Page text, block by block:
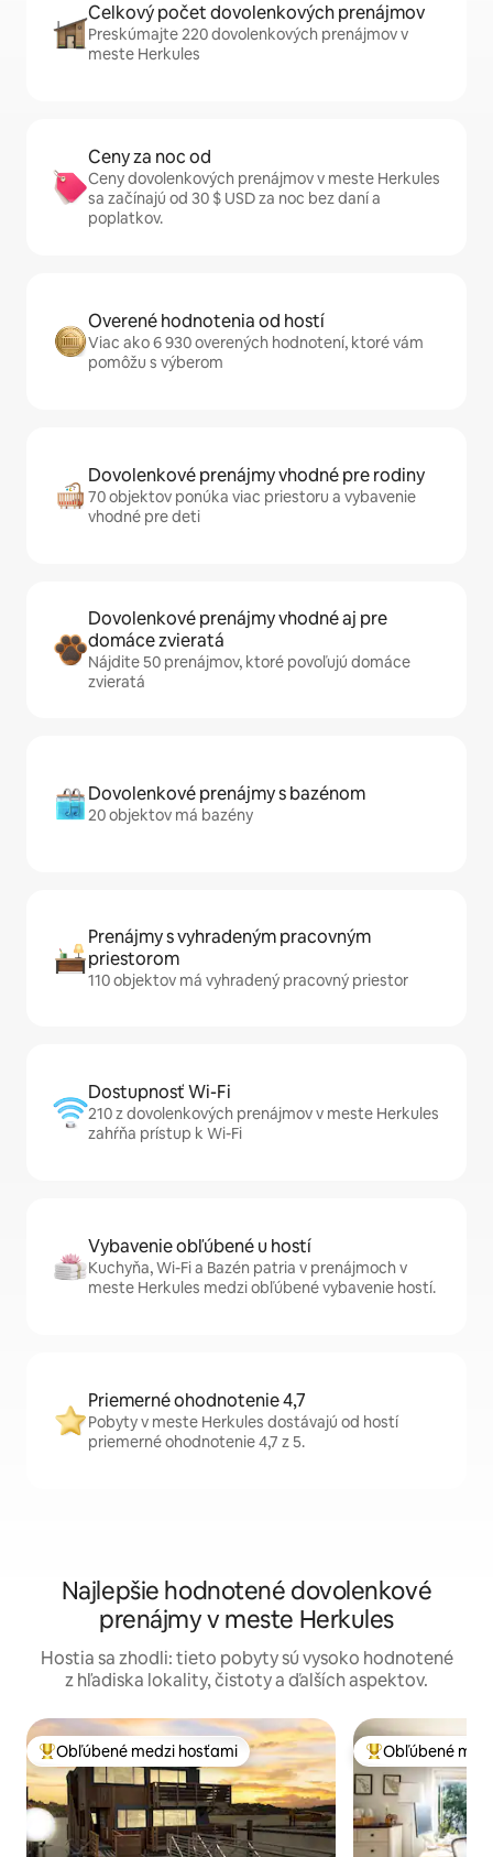
Celkový počet dovolenkových prenájmov
Preskúmajte 220 dovolenkových prenájmov v
meste Herkules
Ceny za noc od
Ceny dovolenkových prenájmov v meste Herkules
sa začínajú od 30 $ USD za noc bez daní a
poplatkov.
Overené hodnotenia od hostí
Viac ako 6 930 overených hodnotení, ktoré vám
pomôžu s výberom
Dovolenkové prenájmy vhodné pre rodiny
70 objektov ponúka viac priestoru a vybavenie
vhodné pre deti
Dovolenkové prenájmy vhodné aj pre
domáce zvieratá
Nájdite 50 prenájmov, ktoré povoľujú domáce
zvieratá
Dovolenkové prenájmy s bazénom
20 objektov má bazény
Prenájmy s vyhradeným pracovným
priestorom
110 objektov má vyhradený pracovný priestor
Dostupnosť Wi-Fi
210 z dovolenkových prenájmov v meste Herkules
zahŕňa prístup k Wi-Fi
Vybavenie obľúbené u hostí
Kuchyňa, Wi-Fi a Bazén patria v prenájmoch v
meste Herkules medzi obľúbené vybavenie hostí.
Priemerné ohodnotenie 4,7
Pobyty v meste Herkules dostávajú od hostí
priemerné ohodnotenie 4,7 z 5.
Najlepšie hodnotené dovolenkové
prenájmy v meste Herkules
Hostia sa zhodli: tieto pobyty sú vysoko hodnotené
z hľadiska lokality, čistoty a ďalších aspektov.
Najobľúbenejšie medzi hosťami
Obľúbené medzi hosťami Najobľúbenejšie
Obľúbené